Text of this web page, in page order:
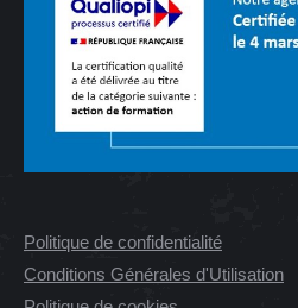
Politique de confidentialité
Conditions Générales d'Utilisation